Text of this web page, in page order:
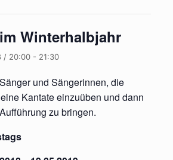
Winterhalbjahr
/ 20:00- 21:30
und Sängerinnen, die
Kantate einzuüben und dann
zu bringen.